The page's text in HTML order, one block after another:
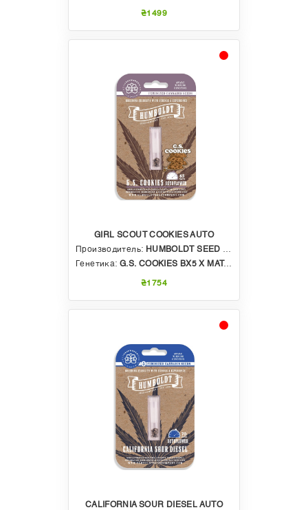
каннабисапредставлены практически у любого
феминизированные семена, то есть все
женский пол. Не нужно ждать времени и удалять
мужские растения во избежание процесса
опыления и образования семян.
короткий срок созревания. Весь процесс
развития автоцветущего растения от ростка
до взрослого спелого куста занимает 80-90
экономия посевной площади. Из-за небольших
размеров на одинаком по площади участке
автоцветов можно разместить больше,
на природе стало возможным скрыть
кустах или иных зарослях.
более слабый психоактивный эффект. В
меньший урожай. Из-за компактных размеров
урожай. Максимальные показатели в
закрытом грунте составляют до 500 гр/м2,
тогда как на открытом воздухе – до 250-300
не предполагают клонирование. С
автоцветущего растения практически
невозможно получить здоровые клоны – они
не приживаются.
₴1499
GIRL SCOUT COOKIES AUTO
Производитель: HUMBOLDT SEED COMPANY
Генетика: G.S. COOKIES BX5 X MATANUSKA X G.S. COOKIES FORUM
₴1754
CALIFORNIA SOUR DIESEL AUTO